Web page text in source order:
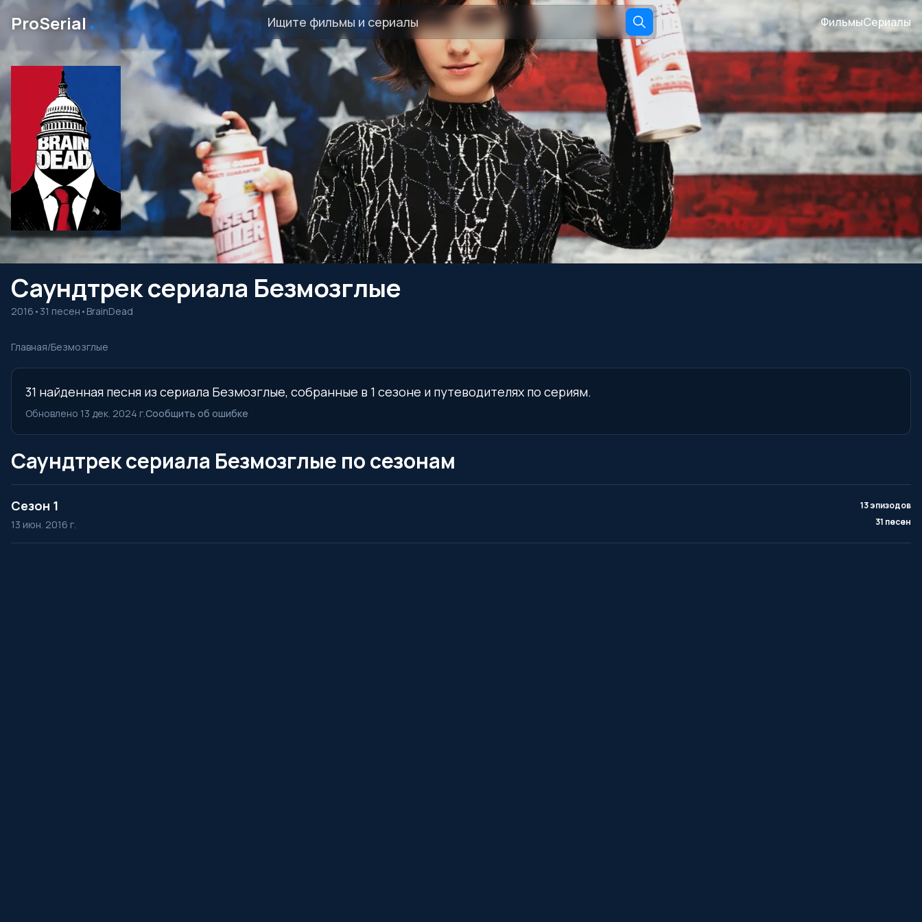
ProSerial․ ФильмыСериалы
Саундтрек сериала Безмозглые
2016 • 31 песен • BrainDead
Главная/Безмозглые
31 найденная песня из сериала Безмозглые, собранные в 1 сезоне и путеводителях по сериям.
Обновлено 13 дек. 2024 г.Сообщить об ошибке
Саундтрек сериала Безмозглые по сезонам
Сезон 1
13 июн. 2016 г.
13 эпизодов
31 песен